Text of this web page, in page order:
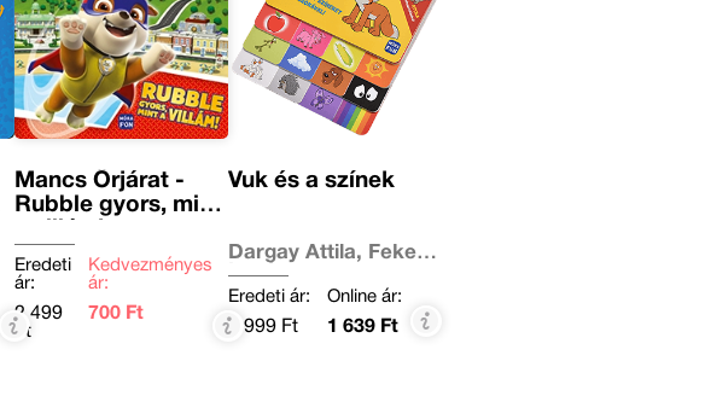
Mancs Őrjárat -
Rubble gyors, mint
Eredeti
ár:
2 499
Ft
Kedvezményes
ár:
700 Ft
Vuk és a színek
Dargay Attila, Fekete
István
Eredeti ár:
1 999 Ft
Online ár:
1 639 Ft